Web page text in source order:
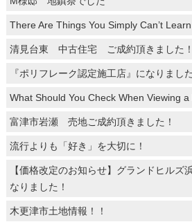
There Are Things You Simply Can’t
清見台東 中古住宅 ご成約頂きました！
『ポリフレーク認定施工店』になりまし
What Should You Check When Viewing
富津市岩瀬 売地ご成約頂きました！
流行よりも「好き」を大切に！
【価格改定のお知らせ】グランドヒルズ
なりました！
木更津市土地情報！！